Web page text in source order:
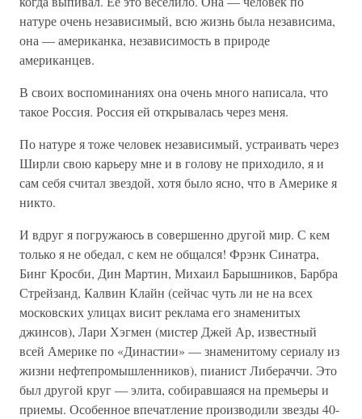
натуре очень независимый, всю жизнь была независима,
она — американка, независимость в природе
американцев.
В своих воспоминаниях она очень много написала, что
такое Россия. Россия ей открывалась через меня.
По натуре я тоже человек независимый, устраивать через
Ширли свою карьеру мне и в голову не приходило, я и
сам себя считал звездой, хотя было ясно, что в Америке я
никто.
И вдруг я погружаюсь в совершенно другой мир. С кем
только я не обедал, с кем не общался! Фрэнк Синатра,
Бинг Кросби, Дин Мартин, Михаил Барышников, Барбра
Стрейзанд, Калвин Клайн (сейчас чуть ли не на всех
московских улицах висит реклама его знаменитых
джинсов), Лари Хэгмен (мистер Джей Ар, известный
всей Америке по «Династии» — знаменитому сериалу из
жизни нефтепромышленников), пианист Либераччи. Это
был другой круг — элита, собиравшаяся на премьеры и
приемы. Особенное впечатление производили звезды 40-